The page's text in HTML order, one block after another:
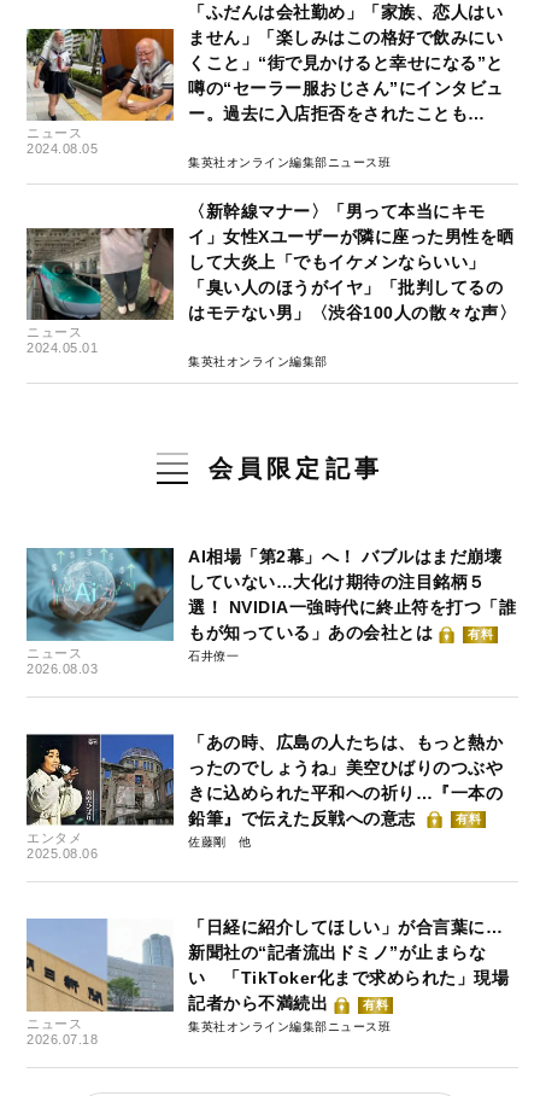
ニュース
2024.08.05
「ふだんは会社勤め」「家族、恋人はい
ません」「楽しみはこの格好で飲みにい
くこと」“街で見かけると幸せになる”と
噂の“セーラー服おじさん”にインタビュ
ー。過去に入店拒否をされたことも…
集英社オンライン編集部ニュース班
ニュース
2024.05.01
〈新幹線マナー〉「男って本当にキモ
イ」女性Xユーザーが隣に座った男性を晒
して大炎上「でもイケメンならいい」
「臭い人のほうがイヤ」「批判してるの
はモテない男」〈渋谷100人の散々な声〉
集英社オンライン編集部
会員限定記事
ニュース
2026.08.03
AI相場「第2幕」へ！ バブルはまだ崩壊
していない…大化け期待の注目銘柄５
選！ NVIDIA一強時代に終止符を打つ「誰
もが知っている」あの会社とは
有料
石井僚一
エンタメ
2025.08.06
「あの時、広島の人たちは、もっと熱か
ったのでしょうね」美空ひばりのつぶや
きに込められた平和への祈り…『一本の
鉛筆』で伝えた反戦への意志
有料
佐藤剛
ニュース
2026.07.18
「日経に紹介してほしい」が合言葉に…
新聞社の“記者流出ドミノ”が止まらな
い 「TikToker化まで求められた」現場
記者から不満続出
有料
集英社オンライン編集部ニュース班